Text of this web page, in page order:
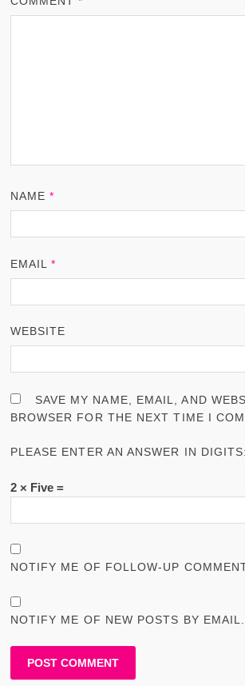
NAME*
EMAIL*
WEBSITE
SAVE MY NAME, EMAIL, AND
BROWSER FOR THE NEXT TIME I
PLEASE ENTER AN ANSWER IN DIGITS:
2 × Five =
NOTIFY ME OF FOLLOW-UP
NOTIFY ME OF NEW POSTS BY EMAIL.